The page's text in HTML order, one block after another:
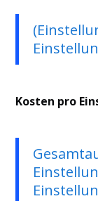
Kosten pro